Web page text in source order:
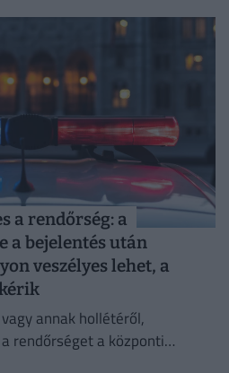
a rendőrség: a
a bejelentés után
veszélyes lehet, a
annak hollétéről,
rendőrséget a központi